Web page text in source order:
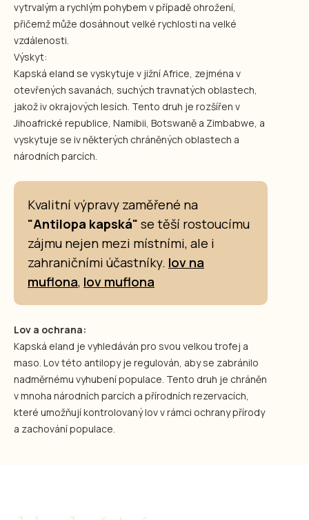
vytrvalým a rychlým pohybem v případě ohrožení,
přičemž může dosáhnout velké rychlosti na velké
vzdálenosti.
Výskyt:
Kapská eland se vyskytuje v jižní Africe, zejména v
otevřených savanách, suchých travnatých oblastech,
jakož iv okrajových lesích. Tento druh je rozšířen v
Jihoafrické republice, Namibii, Botswaně a Zimbabwe, a
vyskytuje se iv některých chráněných oblastech a
národních parcích.
Kvalitní výpravy zaměřené na
"Antilopa kapská" se těší rostoucímu
zájmu nejen mezi místními, ale i
zahraničními účastníky. lov na
muflona, lov muflona
Lov a ochrana:
Kapská eland je vyhledáván pro svou velkou trofej a
maso. Lov této antilopy je regulován, aby se zabránilo
nadměrnému vyhubení populace. Tento druh je chráněn
v mnoha národních parcích a přírodních rezervacích,
které umožňují kontrolovaný lov v rámci ochrany přírody
a zachování populace.